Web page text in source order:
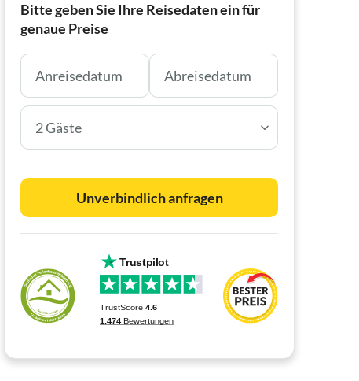
Bitte geben Sie Ihre Reisedaten ein für
genaue Preise
2 Gäste
Unverbindlich anfragen